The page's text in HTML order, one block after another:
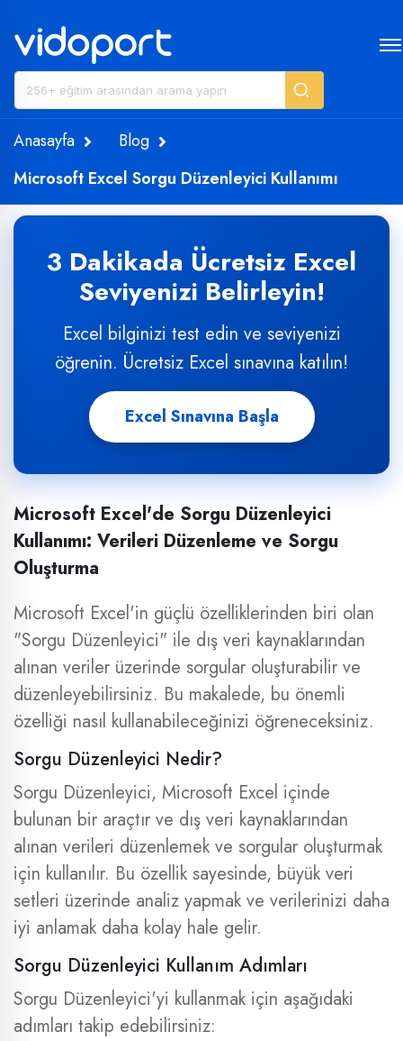
Anasayfa
Blog
Microsoft Excel Sorgu Düzenleyici Kullanımı
3 Dakikada Ücretsiz Excel
Seviyenizi Belirleyin!
Excel bilginizi test edin ve seviyenizi
öğrenin. Ücretsiz Excel sınavına katılın!
Excel Sınavına Başla
Microsoft Excel'de Sorgu Düzenleyici
Kullanımı: Verileri Düzenleme ve Sorgu
Oluşturma
Microsoft Excel'in güçlü özelliklerinden biri olan
"Sorgu Düzenleyici" ile dış veri kaynaklarından
alınan veriler üzerinde sorgular oluşturabilir ve
düzenleyebilirsiniz. Bu makalede, bu önemli
özelliği nasıl kullanabileceğinizi öğreneceksiniz.
Sorgu Düzenleyici Nedir?
Sorgu Düzenleyici, Microsoft Excel içinde
bulunan bir araçtır ve dış veri kaynaklarından
alınan verileri düzenlemek ve sorgular oluşturmak
için kullanılır. Bu özellik sayesinde, büyük veri
setleri üzerinde analiz yapmak ve verilerinizi daha
iyi anlamak daha kolay hale gelir.
Sorgu Düzenleyici Kullanım Adımları
Sorgu Düzenleyici'yi kullanmak için aşağıdaki
adımları takip edebilirsiniz: